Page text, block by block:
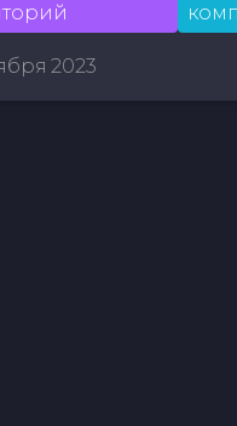
2023